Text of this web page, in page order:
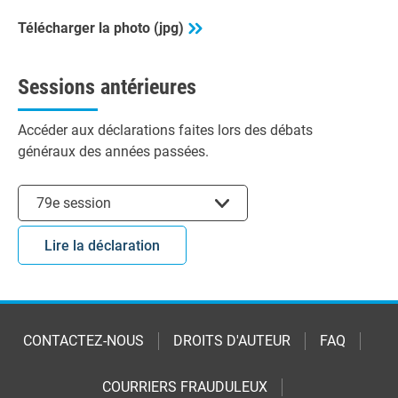
Télécharger la photo (jpg)
Sessions antérieures
Accéder aux déclarations faites lors des débats
généraux des années passées.
79e session
Lire la déclaration
CONTACTEZ-NOUS DROITS D'AUTEUR FAQ
COURRIERS FRAUDULEUX